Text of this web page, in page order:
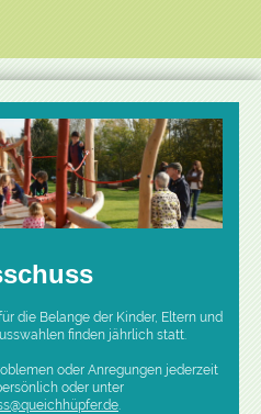
die Belange der Kinder, Eltern und
finden jährlich statt.
oder Anregungen jederzeit
oder unter